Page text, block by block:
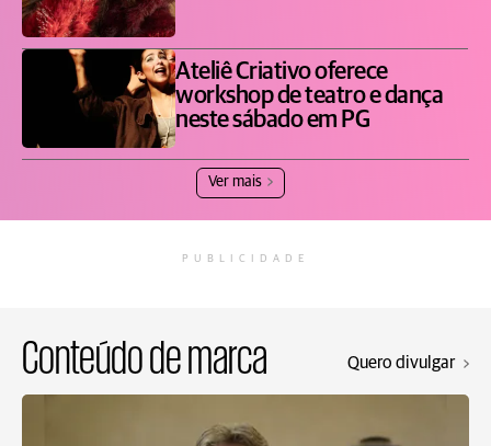
Ateliê Criativo oferece
workshop de teatro e dança
neste sábado em PG
Ver mais
PUBLICIDADE
Conteúdo de marca Quero divulgar